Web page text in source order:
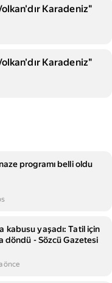
Karadeniz"
Karadeniz"
programı belli oldu
kabusu yaşadı: Tatil için
döndü - Sözcü Gazetesi
önce